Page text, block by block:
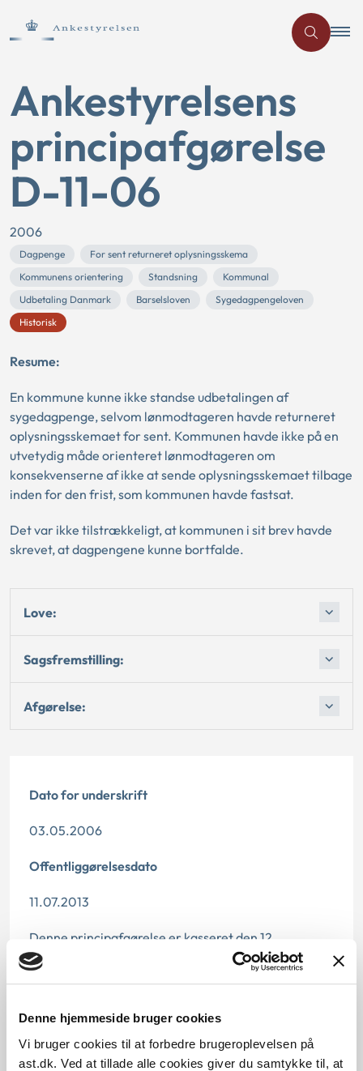
Denne hjemmeside bruger cookies
Vi bruger cookies til at forbedre brugeroplevelsen på
ast.dk. Ved at tillade alle cookies giver du samtykke til, at
Ankestyrelsens
principafgørelse
D-11-06
2006
Dagpenge
For sent returneret oplysningsskema
Kommunens orientering
Standsning
Kommunal
Udbetaling Danmark
Barselsloven
Sygedagpengeloven
Historisk
Resume:
En kommune kunne ikke standse udbetalingen af
sygedagpenge, selvom lønmodtageren havde returneret
oplysningsskemaet for sent. Kommunen havde ikke på en
utvetydig måde orienteret lønmodtageren om
konsekvenserne af ikke at sende oplysningsskemaet tilbage
inden for den frist, som kommunen havde fastsat.
Det var ikke tilstrækkeligt, at kommunen i sit brev havde
skrevet, at dagpengene kunne bortfalde.
Love:
Sagsfremstilling:
Afgørelse:
Dato for underskrift
03.05.2006
Offentliggørelsesdato
11.07.2013
Denne principafgørelse er kasseret den 12.
december 2019, da den er erstattet af
principafgørelse 83-19.
Paragraf
§ 24 § 24a § 11 § 10 § 9 § 8 § 21